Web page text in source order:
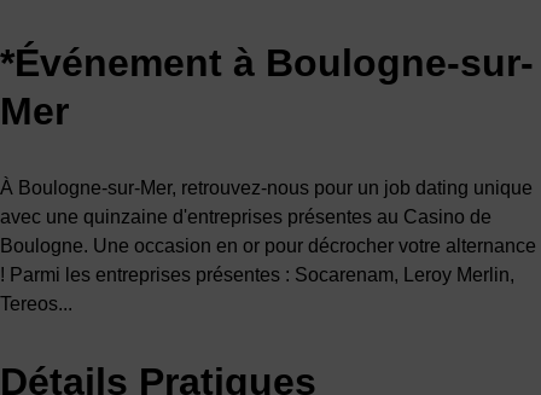
*Événement à Boulogne-sur-
Mer
À Boulogne-sur-Mer, retrouvez-nous pour un job dating unique
avec une quinzaine d'entreprises présentes au Casino de
Boulogne. Une occasion en or pour décrocher votre alternance
! Parmi les entreprises présentes : Socarenam, Leroy Merlin,
Tereos...
Détails Pratiques